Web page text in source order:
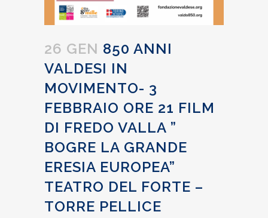
26 GEN 850 ANNI
VALDESI IN
MOVIMENTO- 3
FEBBRAIO ORE 21 FILM
DI FREDO VALLA ”
BOGRE LA GRANDE
ERESIA EUROPEA”
TEATRO DEL FORTE –
TORRE PELLICE